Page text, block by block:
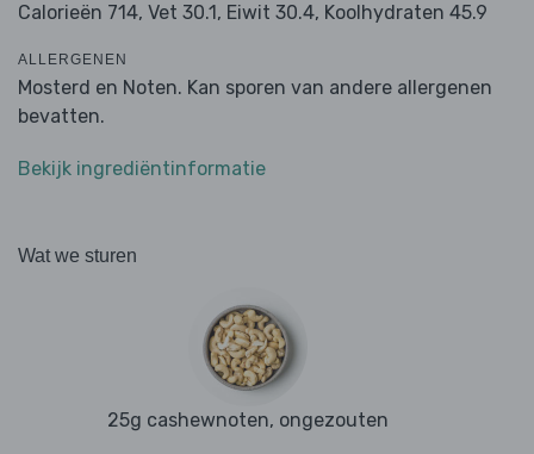
Calorieën 714, Vet 30.1, Eiwit 30.4, Koolhydraten 45.9
ALLERGENEN
Mosterd en Noten. Kan sporen van andere allergenen
bevatten.
Bekijk ingrediëntinformatie
Wat we sturen
25g cashewnoten, ongezouten